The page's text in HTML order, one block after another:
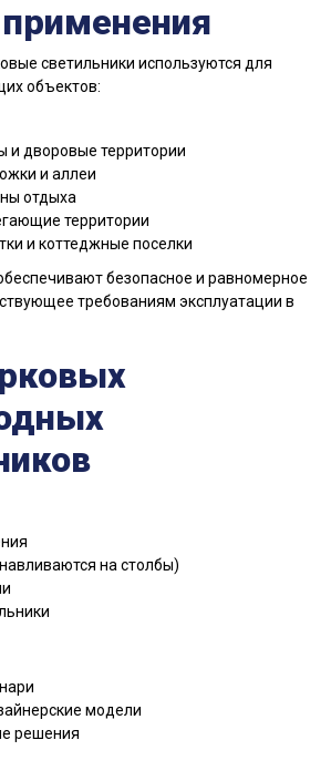
светильники используются для
объектов:
и дворовые территории
и аллеи
отдыха
территории
и коттеджные поселки
безопасное и равномерное
требованиям эксплуатации в
на столбы)
модели
решения